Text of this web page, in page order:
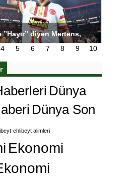
Kuraş’ta Gururlandırdı
4 5 6 7 8 9 10
Dünya
Dünya Son
ehlibeyt alimleri
Ekonomi